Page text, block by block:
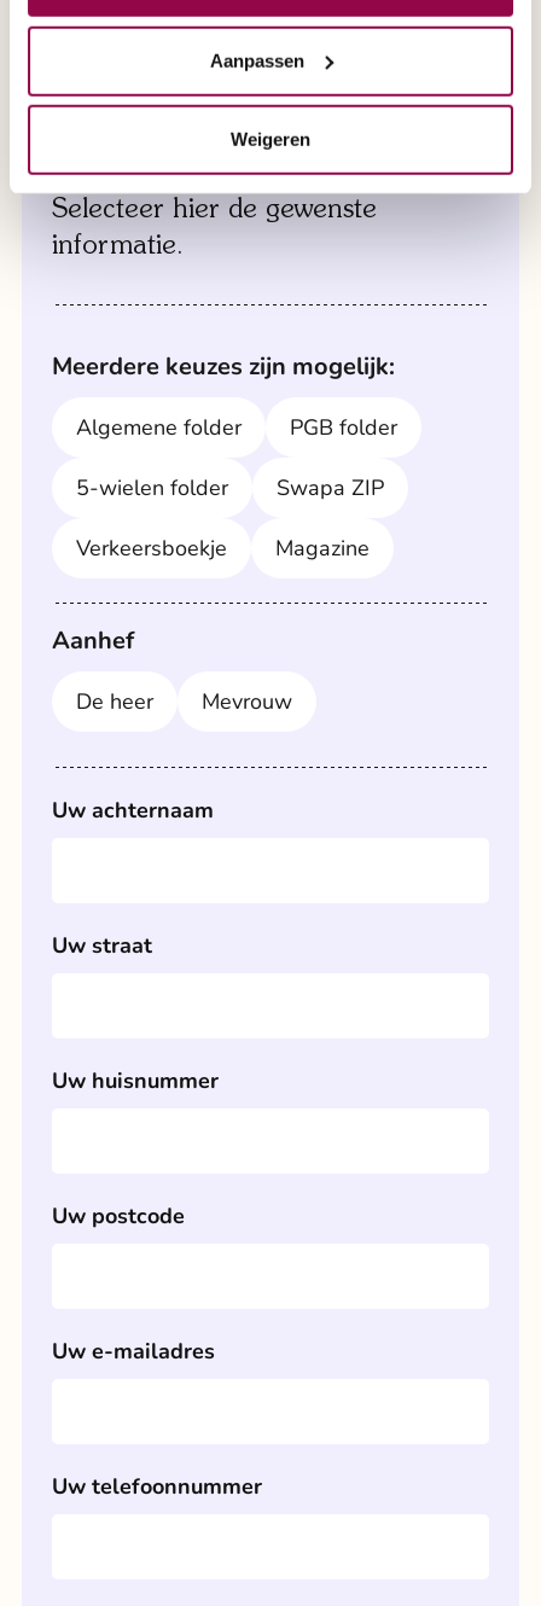
Aanpassen
Weigeren
maakt. Onze deskundige medewerkers brengen
de scootmobiel naar u toe en zorgen ervoor dat
alles klaarstaat voor een grondige test.
Maak direct een afspraak via 0800 2020 of
maak direct een afspraak via formulier '
afspraak aan huis'.
brochure aanvragen
Een brochure aanvragen?
Selecteer hier de gewenste
informatie.
Meerdere keuzes zijn mogelijk:
Algemene folder PGB folder
5-wielen folder Swapa ZIP
Verkeersboekje Magazine
Aanhef
De heer Mevrouw
Uw achternaam
Uw straat
Uw huisnummer
Uw postcode
Uw e-mailadres
Uw telefoonnummer